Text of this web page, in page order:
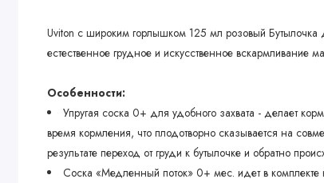
Uviton с широким горлышком 125 мл розовый
естественное грудное и искусственное вскармливание
Особенности:
Упругая соска 0+ для удобного захвата - делает
время кормления, что плодотворно сказывается на
результате переход от груди к бутылочке и обратно
Соска «Медленный поток» 0+ мес. идет в комплекте